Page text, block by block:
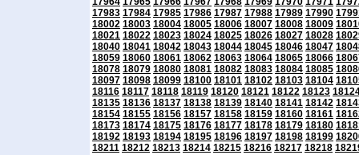
17983 17984 17985 17986 17987 17988 17989 17990
18002 18003 18004 18005 18006 18007 18008 18009
18021 18022 18023 18024 18025 18026 18027 18028
18040 18041 18042 18043 18044 18045 18046 18047
18059 18060 18061 18062 18063 18064 18065 18066
18078 18079 18080 18081 18082 18083 18084 18085
18097 18098 18099 18100 18101 18102 18103 18104
18116 18117 18118 18119 18120 18121 18122 18123
18135 18136 18137 18138 18139 18140 18141 18142
18154 18155 18156 18157 18158 18159 18160 18161
18173 18174 18175 18176 18177 18178 18179 18180
18192 18193 18194 18195 18196 18197 18198 18199
18211 18212 18213 18214 18215 18216 18217 18218